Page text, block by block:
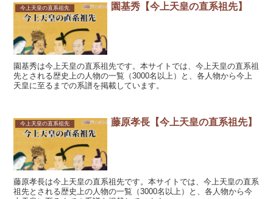
今上天皇の直系祖先 園基秀【今上天皇の直系祖先】
園基秀は今上天皇の直系祖先です。本サイトでは、今上天皇の直系祖
先とされる歴史上の人物の一覧（3000名以上）と、各人物から今上
天皇に至るまでの系譜を掲載しています。
今上天皇の直系祖先 藤原孝長【今上天皇の直系祖先】
藤原孝長は今上天皇の直系祖先です。本サイトでは、今上天皇の直系
祖先とされる歴史上の人物の一覧（3000名以上）と、各人物から今